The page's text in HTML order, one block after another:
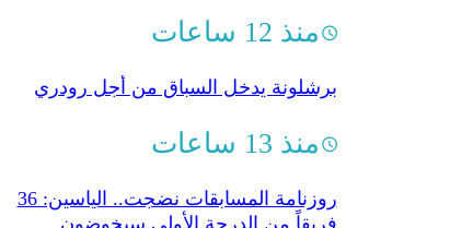
منذ 12 ساعات
برشلونة يدخل السباق من أجل رودري
منذ 13 ساعات
روزنامة المسابقات نضجت.. الياسين: 36
فريقاً من الدرجة الأولى سيخوضون